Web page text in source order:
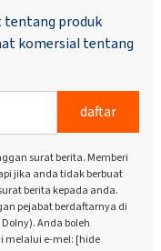
tentang produk
komersial tentang
daftar
surat berita. Memberi
jika anda tidak berbuat
berita kepada anda.
pejabat berdaftarnya di
Anda boleh
melalui e-mel: [hide